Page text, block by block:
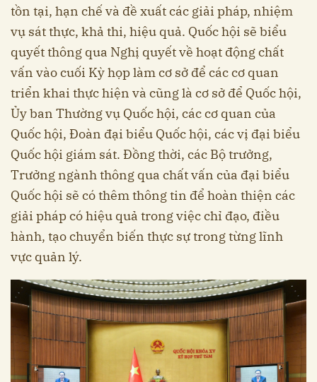
tồn tại, hạn chế và đề xuất các giải pháp, nhiệm
vụ sát thực, khả thi, hiệu quả. Quốc hội sẽ biểu
quyết thông qua Nghị quyết về hoạt động chất
vấn vào cuối Kỳ họp làm cơ sở để các cơ quan
triển khai thực hiện và cũng là cơ sở để Quốc hội,
Ủy ban Thường vụ Quốc hội, các cơ quan của
Quốc hội, Đoàn đại biểu Quốc hội, các vị đại biểu
Quốc hội giám sát. Đồng thời, các Bộ trưởng,
Trưởng ngành thông qua chất vấn của đại biểu
Quốc hội sẽ có thêm thông tin để hoàn thiện các
giải pháp có hiệu quả trong việc chỉ đạo, điều
hành, tạo chuyển biến thực sự trong từng lĩnh
vực quản lý.